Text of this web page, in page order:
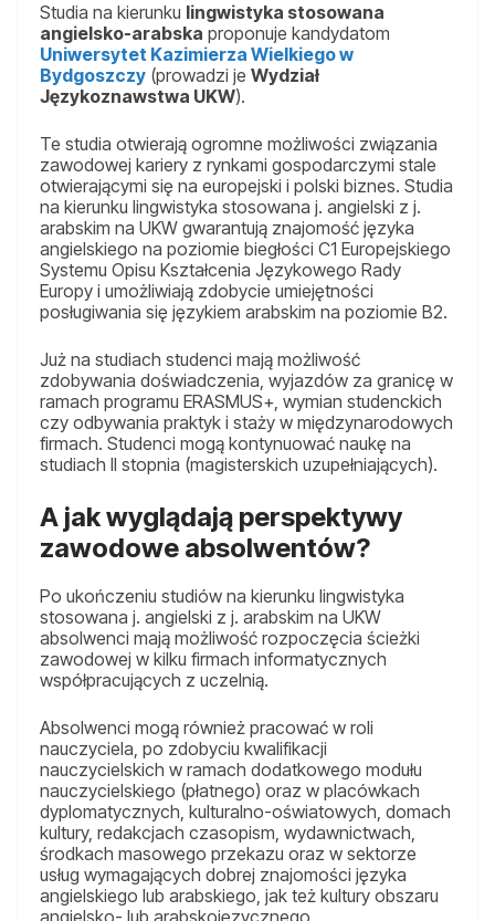
Studia na kierunku lingwistyka stosowana
angielsko-arabska proponuje kandydatom
Uniwersytet Kazimierza Wielkiego w
Bydgoszczy (prowadzi je Wydział
Językoznawstwa UKW).
Te studia otwierają ogromne możliwości związania
zawodowej kariery z rynkami gospodarczymi stale
otwierającymi się na europejski i polski biznes. Studia
na kierunku lingwistyka stosowana j. angielski z j.
arabskim na UKW gwarantują znajomość języka
angielskiego na poziomie biegłości C1 Europejskiego
Systemu Opisu Kształcenia Językowego Rady
Europy i umożliwiają zdobycie umiejętności
posługiwania się językiem arabskim na poziomie B2.
Już na studiach studenci mają możliwość
zdobywania doświadczenia, wyjazdów za granicę w
ramach programu ERASMUS+, wymian studenckich
czy odbywania praktyk i staży w międzynarodowych
firmach. Studenci mogą kontynuować naukę na
studiach II stopnia (magisterskich uzupełniających).
A jak wyglądają perspektywy
zawodowe absolwentów?
Po ukończeniu studiów na kierunku lingwistyka
stosowana j. angielski z j. arabskim na UKW
absolwenci mają możliwość rozpoczęcia ścieżki
zawodowej w kilku firmach informatycznych
współpracujących z uczelnią.
Absolwenci mogą również pracować w roli
nauczyciela, po zdobyciu kwalifikacji
nauczycielskich w ramach dodatkowego modułu
nauczycielskiego (płatnego) oraz w placówkach
dyplomatycznych, kulturalno-oświatowych, domach
kultury, redakcjach czasopism, wydawnictwach,
środkach masowego przekazu oraz w sektorze
usług wymagających dobrej znajomości języka
angielskiego lub arabskiego, jak też kultury obszaru